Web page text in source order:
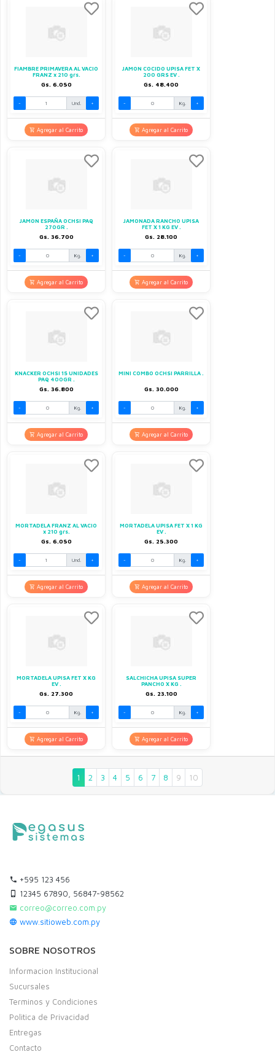
FIAMBRE PRIMAVERA AL VACIO
FRANZ x 210 grs.
Gs. 6.050
- Und. +
Agregar al Carrito
JAMON COCIDO UPISA FET X
200 GRS EV .
Gs. 48.400
- Kg. +
Agregar al Carrito
JAMON ESPAÑA OCHSI PAQ
270GR .
Gs. 36.700
- Kg. +
Agregar al Carrito
JAMONADA RANCHO UPISA
FET X 1 KG EV .
Gs. 28.100
- Kg. +
Agregar al Carrito
KNACKER OCHSI 15 UNIDADES
PAQ 400GR .
Gs. 36.800
- Kg. +
Agregar al Carrito
MINI COMBO OCHSI PARRILLA .
Gs. 30.000
- Kg. +
Agregar al Carrito
MORTADELA FRANZ AL VACIO
x 210 grs.
Gs. 6.050
- Und. +
Agregar al Carrito
MORTADELA UPISA FET X 1 KG
EV .
Gs. 25.300
- Kg. +
Agregar al Carrito
MORTADELA UPISA FET X KG
EV .
Gs. 27.300
- Kg. +
Agregar al Carrito
SALCHICHA UPISA SUPER
PANCHO X KG .
Gs. 23.100
- Kg. +
Agregar al Carrito
1 2 3 4 5 6 7 8 9 10
+595 123 456
12345 67890, 56847-98562
correo@correo.com.py
www.sitioweb.com.py
SOBRE NOSOTROS
Informacion Institucional
Sucursales
Terminos y Condiciones
Politica de Privacidad
Entregas
Contacto